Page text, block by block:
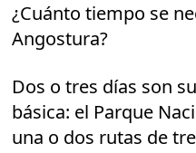
¿Cuánto tiempo se
Angostura?
Dos o tres días son
básica: el Parque
una o dos rutas de